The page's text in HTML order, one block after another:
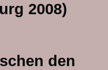
2008)
den